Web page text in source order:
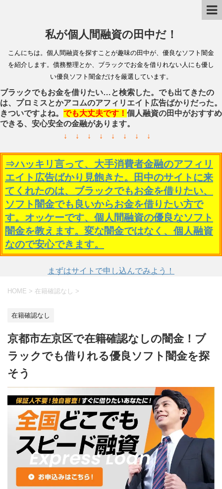
私が個人間融資の田中だ！
こんにちは。個人間融資を探すことが趣味の田中が、優良なソフト闇金
を紹介します。債務整理とか、ブラックでお金を借りれない人にも優し
い優良ソフト闇金だけを厳選しています。
ブラックでもお金を借りたい…と検索した。でも出てきたの
は、プロミスとかアコムのアフィリエイト広告ばかりだった。
きついですよね。 でも大丈夫です！ 個人融資の田中がおすすめ
できる、安心安全の金融があります。
↓ ↓ ↓ ↓ ↓ ↓ ↓ ↓
⇒ハッキリ言って、大手消費者金融のアフィリ
エイト広告ばかり見飽きた。田中のサイトに来
てくれたのは、ブラックでもお金を借りたい、
ソフト闇金でも良いからお金を借りたい方で
す。オッケーです、個人間融資の優良なソフト
闇金を教えます。変な闇金ではなく、個人融資
なので安心できます。
まずはサイトで申し込んでみよう！
HOME > 在籍確認なし >
在籍確認なし
京都市左京区で在籍確認なしの闇金！ブ
ラックでも借りれる優良ソフト闇金を探
そう